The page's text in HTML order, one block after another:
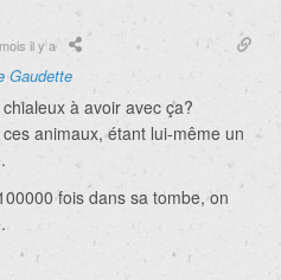
il y a
Gaudette
à avoir avec ça?
animaux, étant lui-même un
fois dans sa tombe, on